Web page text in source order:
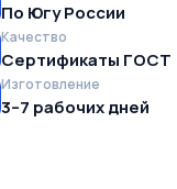
По Югу России
Качество
Сертификаты ГОСТ
Изготовление
3–7 рабочих дней